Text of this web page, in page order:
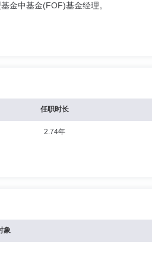
金中基金(FOF)基金经理。
任职时长
2.74年
象